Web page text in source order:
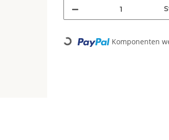
Loading... Komponenten